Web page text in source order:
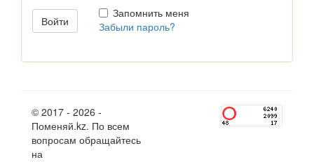
Запомнить меня
Забыли пароль?
© 2017 - 2026 -
Поменяй.kz. По всем
вопросам обращайтесь
на